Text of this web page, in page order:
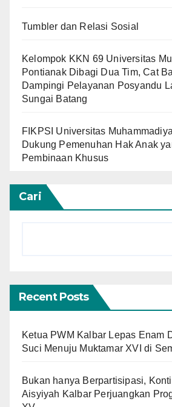
Tumbler dan Relasi Sosial
Kelompok KKN 69 Universitas
Pontianak Dibagi Dua Tim, Cat
Dampingi Pelayanan Posyandu
Sungai Batang
FIKPSI Universitas
Dukung Pemenuhan Hak Anak
Pembinaan Khusus
Cari
Recent Posts
Ketua PWM Kalbar Lepas Enam
Suci Menuju Muktamar XVI di
Bukan hanya Berpartisipasi,
Aisyiyah Kalbar Perjuangkan